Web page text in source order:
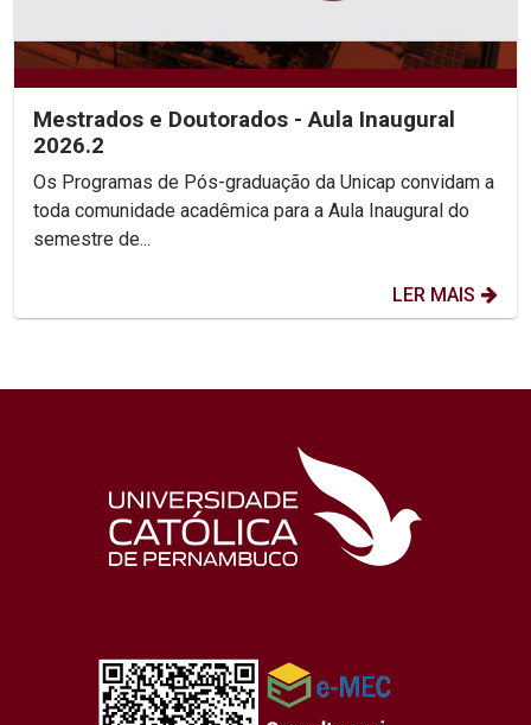
Mestrados e Doutorados - Aula Inaugural
2026.2
Os Programas de Pós-graduação da Unicap convidam a
toda comunidade acadêmica para a Aula Inaugural do
semestre de...
LER MAIS